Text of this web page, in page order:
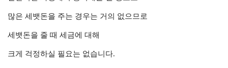
많은 세뱃돈을 주는 경우는 거의 없으므로
세뱃돈을 줄 때 세금에 대해
크게 걱정하실 필요는 없습니다.